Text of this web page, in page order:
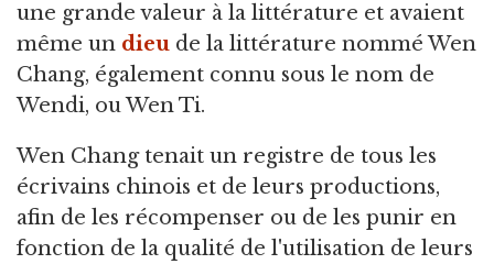
une grande valeur à la littérature et avaient
même un dieu de la littérature nommé Wen
Chang, également connu sous le nom de
Wendi, ou Wen Ti.
Wen Chang tenait un registre de tous les
écrivains chinois et de leurs productions,
afin de les récompenser ou de les punir en
fonction de la qualité de l'utilisation de leurs